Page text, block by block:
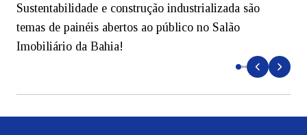
Sustentabilidade e construção industrializada são
temas de painéis abertos ao público no Salão
Imobiliário da Bahia!